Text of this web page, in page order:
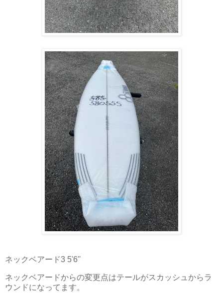
ネックベアード3 5'6''
ネックベアードからの変更点はテールがスカッシュからラ
ウンドになってます。